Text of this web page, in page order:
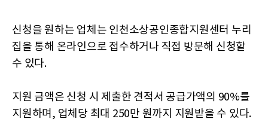
신청을 원하는 업체는 인천소상공인종합지원센터 누리
집을 통해 온라인으로 접수하거나 직접 방문해 신청할
수 있다.
지원 금액은 신청 시 제출한 견적서 공급가액의 90%를
지원하며, 업체당 최대 250만 원까지 지원받을 수 있다.